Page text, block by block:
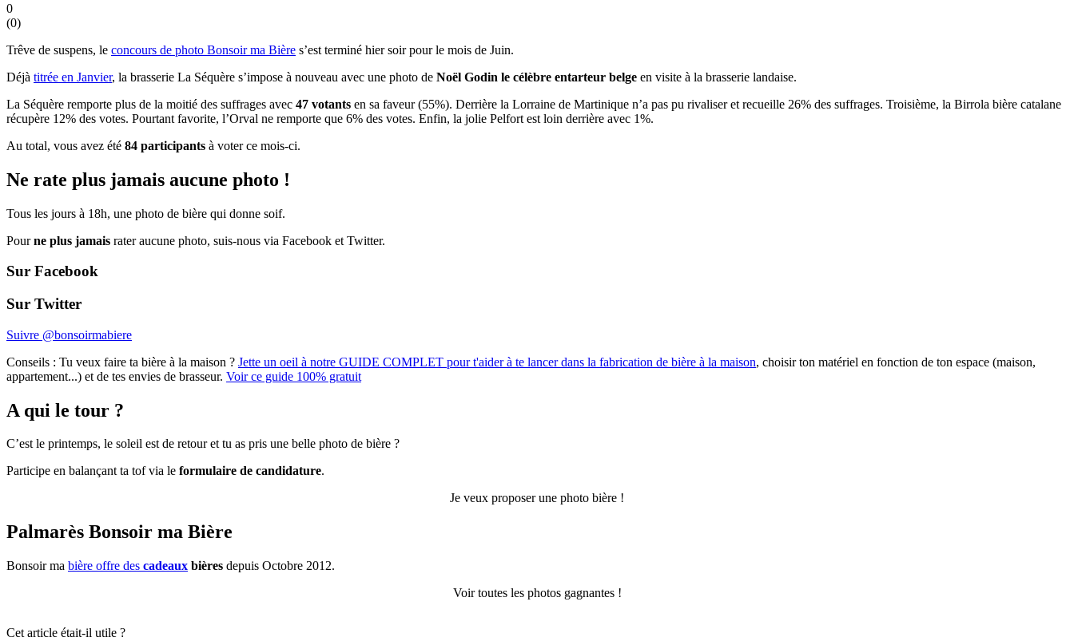
0
(0)
Trêve de suspens, le concours de photo Bonsoir ma Bière s’est terminé hier soir pour le mois de Juin.
Déjà titrée en Janvier, la brasserie La Séquère s’impose à nouveau avec une photo de Noël Godin le célèbre entarteur belge en visite à la brasserie landaise.
La Séquère remporte plus de la moitié des suffrages avec 47 votants en sa faveur (55%). Derrière la Lorraine de Martinique n’a pas pu rivaliser et recueille 26% des suffrages. Troisième, la Birrola bière catalane
récupère 12% des votes. Pourtant favorite, l’Orval ne remporte que 6% des votes. Enfin, la jolie Pelfort est loin derrière avec 1%.
Au total, vous avez été 84 participants à voter ce mois-ci.
Ne rate plus jamais aucune photo !
Tous les jours à 18h, une photo de bière qui donne soif.
Pourne plus jamais rater aucune photo, suis-nous via Facebook et Twitter.
Sur Facebook
Sur Twitter
Suivre @bonsoirmabiere
Conseils : Tu veux faire ta bière à la maison ? Jette un oeil à notre GUIDE COMPLET pour t'aider à te lancer dans la fabrication de bière à la maison, choisir ton matériel en fonction de ton espace (maison,
appartement...) et de tes envies de brasseur. Voir ce guide 100% gratuit
A qui le tour ?
C’est le printemps, le soleil est de retour et tu as pris une belle photo de bière ?
Participe en balançant ta tof via le formulaire de candidature.
Je veux proposer une photo bière !
Palmarès Bonsoir ma Bière
Bonsoir ma bière offre des cadeaux bières depuis Octobre 2012.
Voir toutes les photos gagnantes !
Cet article était-il utile ?